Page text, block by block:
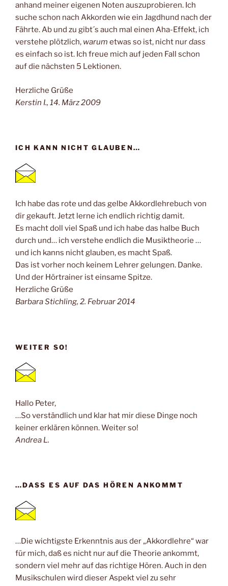
anhand meiner eigenen Noten auszuprobieren. Ich
suche schon nach Akkorden wie ein Jagdhund nach der
Fährte. Ab und zu gibt´s auch mal einen Aha-Effekt, ich
verstehe plötzlich, warum etwas so ist, nicht nurdass
es einfach so ist. Ich freue mich auf jeden Fall schon
auf die nächsten 5 Lektionen.
Herzliche Grüße
Kerstin I., 14. März 2009
ICH KANN NICHT GLAUBEN…
Ich habe das rote und das gelbe Akkordlehrebuch von
dir gekauft. Jetzt lerne ich endlich richtig damit.
Es macht doll viel Spaß und ich habe das halbe Buch
durch und… ich verstehe endlich die Musiktheorie …
und ich kanns nicht glauben, es macht Spaß.
Das ist vorher noch keinem Lehrer gelungen. Danke.
Und der Hörtrainer ist einsame Spitze.
Herzliche Grüße
Barbara Stichling, 2. Februar 2014
WEITER SO!
Hallo Peter,
…So verständlich und klar hat mir diese Dinge noch
keiner erklären können. Weiter so!
Andrea L.
…DASS ES AUF DAS HÖREN ANKOMMT
…Die wichtigste Erkenntnis aus der „Akkordlehre“ war
für mich, daß es nicht nur auf die Theorie ankommt,
sondern viel mehr auf das richtige Hören. Auch in den
Musikschulen wird dieser Aspekt viel zu sehr